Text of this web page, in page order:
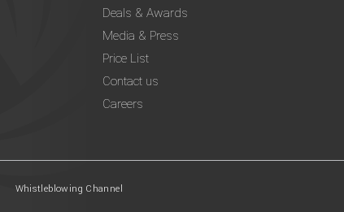
Deals & Awards
Media & Press
Price List
Contact us
Careers
Whistleblowing Channel